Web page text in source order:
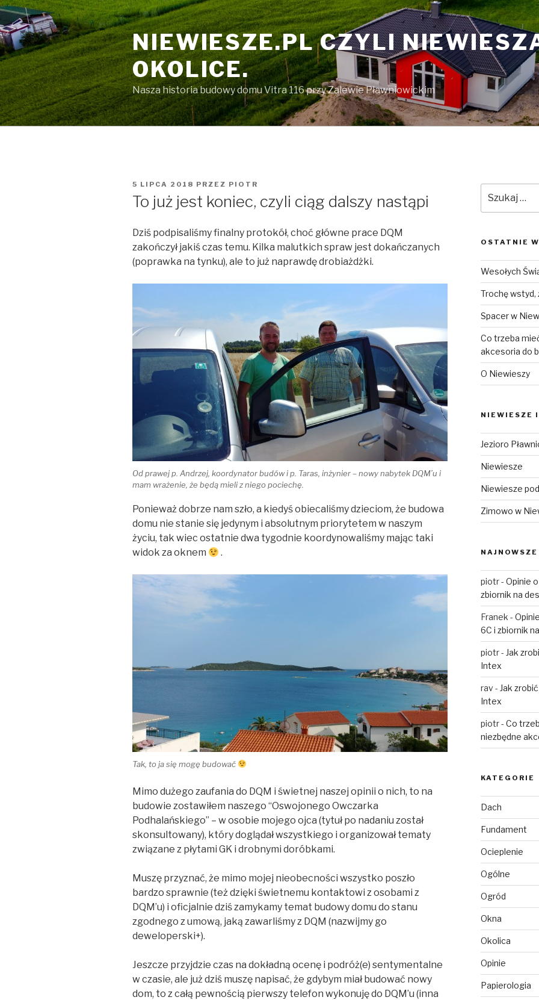
Przeskocz
do
treści
NIEWIESZE.PL CZYLI
OKOLICE.
Nasza historia budowy domu Vitra 116 przy Zalewie Pławniowickim
OPUBLIKOWANE
W
5 LIPCA 2018 PRZEZ PIOTR
To już jest koniec, czyli ciąg dalszy nastąpi
Dziś podpisaliśmy finalny protokół, choć główne prace DQM
zakończył jakiś czas temu. Kilka malutkich spraw jest dokańczanych
(poprawka na tynku), ale to już naprawdę drobiażdżki.
Od prawej p. Andrzej, koordynator budów i p. Taras, inżynier – nowy nabytek DQM’u i
mam wrażenie, że będą mieli z niego pociechę.
Ponieważ dobrze nam szło, a kiedyś obiecaliśmy dzieciom, że budowa
domu nie stanie się jedynym i absolutnym priorytetem w naszym
życiu, tak wiec ostatnie dwa tygodnie koordynowaliśmy mając taki
widok za oknem
.
Tak, to ja się mogę budować
Mimo dużego zaufania do DQM i świetnej naszej opinii o nich, to na
budowie zostawiłem naszego “Oswojonego Owczarka
Podhalańskiego” – w osobie mojego ojca (tytuł po nadaniu został
skonsultowany), który doglądał wszystkiego i organizował tematy
związane z płytami GK i drobnymi doróbkami.
Muszę przyznać, że mimo mojej nieobecności wszystko poszło
bardzo sprawnie (też dzięki świetnemu kontaktowi z osobami z
DQM’u) i oficjalnie dziś zamykamy temat budowy domu do stanu
zgodnego z umową, jaką zawarliśmy z DQM (nazwijmy go
deweloperski+).
Jeszcze przyjdzie czas na dokładną ocenę i podróż(e) sentymentalne
w czasie, ale już dziś muszę napisać, że gdybym miał budować nowy
dom, to z całą pewnością pierwszy telefon wykonuję do DQM’u (inna
OSTATNIE
Wesołych
Trochę wstyd,
Spacer w
Co trzeba
akcesoria do
O Niewieszy
NIEWIESZE
Jezioro
Niewiesze
Niewiesze
Zimowo w
piotr- Opinie
zbiornik na
Franek -
6C i zbiornik
piotr- Jak
Intex
rav- Jak
Intex
piotr- Co
niezbędne
KATEGORIE
Dach
Fundament
Ocieplenie
Ogólne
Ogród
Okna
Okolica
Opinie
Papierologia